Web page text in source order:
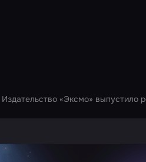
Издательство «Эксмо» выпустило
Сколково